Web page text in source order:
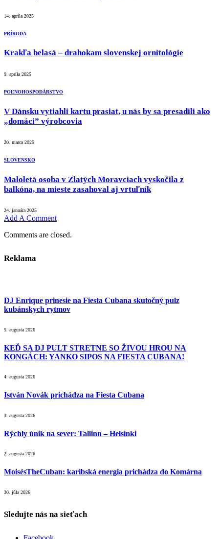
14. apríla 2025
PRÍRODA
Krakľa belasá – drahokam slovenskej ornitológie
9. apríla 2025
POĽNOHOSPODÁRSTVO
V Dánsku vytiahli kartu prasiat, u nás by sa presadili ako
„domáci” výrobcovia
20. marca 2025
SLOVENSKO
Maloletá osoba v Zlatých Moravciach vyskočila z
balkóna, na mieste zasahoval aj vrtuľník
24. januára 2025
Add A Comment
Comments are closed.
Reklama
DJ Enrique prinesie na Fiesta Cubana skutočný pulz
kubánskych rytmov
5. augusta 2026
KEĎ SA DJ PULT STRETNE SO ŽIVOU HROU NA
KONGÁCH: YANKO SIPOS NA FIESTA CUBANA!
4. augusta 2026
István Novák prichádza na Fiesta Cubana
3. augusta 2026
Rýchly únik na sever: Tallinn – Helsinki
2. augusta 2026
MoisésTheCuban: karibská energia prichádza do Komárna
30. júla 2026
Sledujte nás na sieťach